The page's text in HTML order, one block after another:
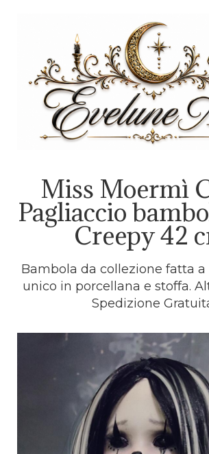
Miss Moermì
Pagliaccio
Creepy 42
Bambola da collezione fatta
unico in porcellana e stoffa.
Spedizione